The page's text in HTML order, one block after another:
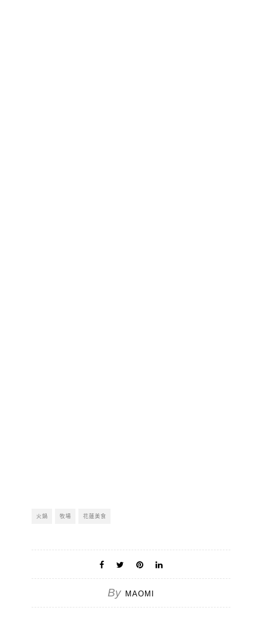
火鍋 牧場 花蓮美食
By MAOMI